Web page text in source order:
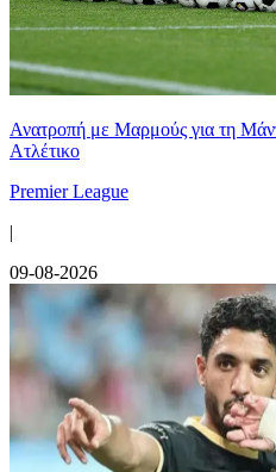
Ανατροπή με Μαρμούς για τη
Ατλέτικο
Premier League
|
09-08-2026